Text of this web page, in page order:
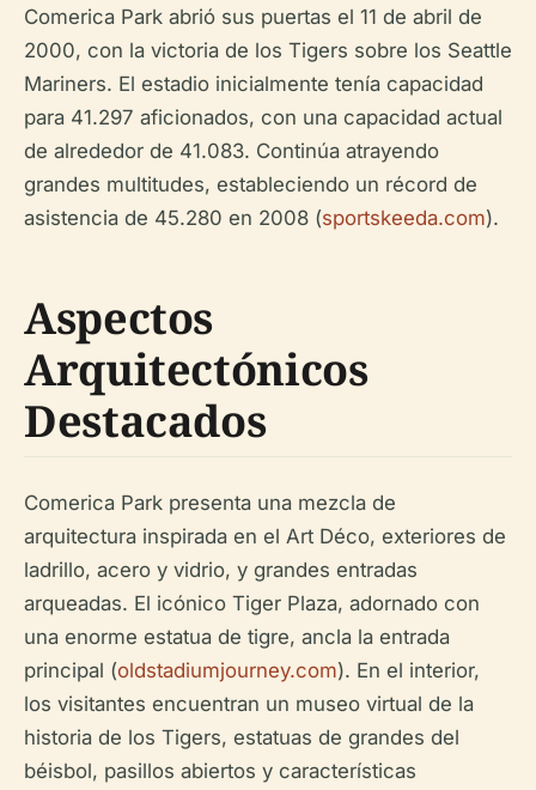
Comerica Park abrió sus puertas el 11 de abril de
2000, con la victoria de los Tigers sobre los Seattle
Mariners. El estadio inicialmente tenía capacidad
para 41.297 aficionados, con una capacidad actual
de alrededor de 41.083. Continúa atrayendo
grandes multitudes, estableciendo un récord de
asistencia de 45.280 en 2008 (sportskeeda.com).
Aspectos
Arquitectónicos
Destacados
Comerica Park presenta una mezcla de
arquitectura inspirada en el Art Déco, exteriores de
ladrillo, acero y vidrio, y grandes entradas
arqueadas. El icónico Tiger Plaza, adornado con
una enorme estatua de tigre, ancla la entrada
principal (oldstadiumjourney.com). En el interior,
los visitantes encuentran un museo virtual de la
historia de los Tigers, estatuas de grandes del
béisbol, pasillos abiertos y características